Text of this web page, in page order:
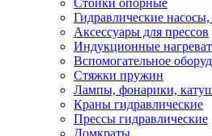
Стойки опорные
Гидравлические
Аксессуары для прессов
Индукционные
Вспомогательное
Стяжки пружин
Лампы, фонарики,
Краны гидравлические
Прессы гидравлические
Домкраты